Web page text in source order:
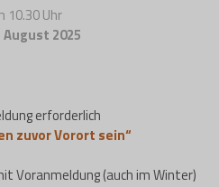
10.30 Uhr
August 2025
erforderlich
zuvor Vorort sein“
Voranmeldung (auch im Winter)